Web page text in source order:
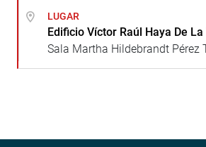
LUGAR
Edificio Víctor Raúl Haya De La
Sala Martha Hildebrandt Pérez